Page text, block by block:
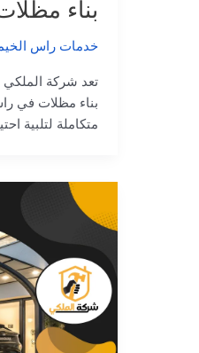
بناء
خدمات راس
تعد شركة
بناء مظلات في
متكاملة لتلبية